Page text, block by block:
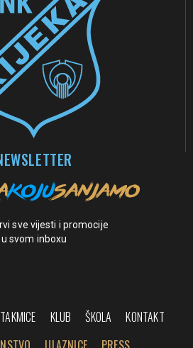
sve vijesti i promocije
u svom inboxu
KLUB ŠKOLA
KONTAKT